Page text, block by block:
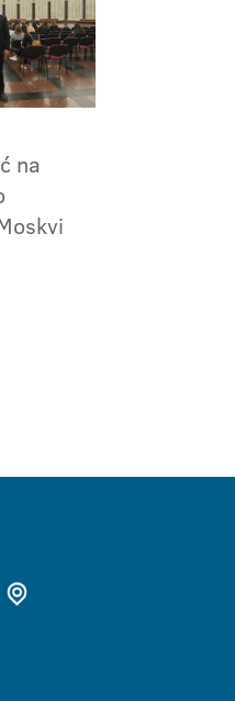
na